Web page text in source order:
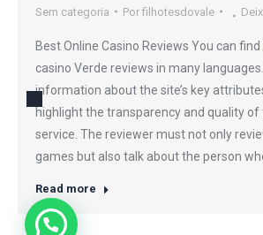
Sem categoria Por filhotesdovale
Best Online Casino Reviews You can
casino Verde reviews in many
information about the site’s key
highlight the transparency and quality
service. The reviewer must not only
games but also talk about the person
Read more